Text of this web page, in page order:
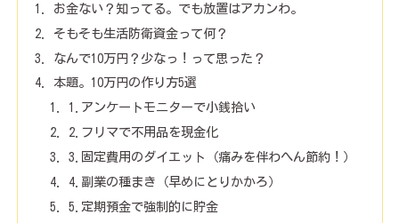
お金ない？知ってる。でも放置はアカンわ。
そもそも生活防衛資金って何？
なんで10万円？少なっ！って思った？
本題。10万円の作り方5選
1.アンケートモニターで小銭拾い
2.フリマで不用品を現金化
3.固定費用のダイエット（痛みを伴わへん節約！）
4.副業の種まき（早めにとりかかろ）
5.定期預金で強制的に貯金